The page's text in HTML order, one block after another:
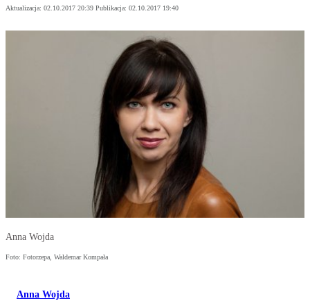
Aktualizacja: 02.10.2017 20:39 Publikacja: 02.10.2017 19:40
Anna Wojda
Foto: Fotorzepa, Waldemar Kompała
Anna Wojda